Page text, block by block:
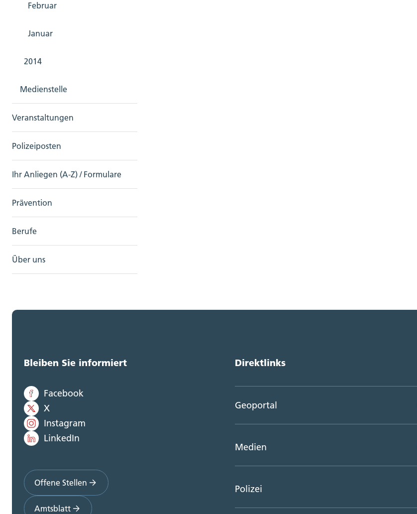
Februar
Januar
2014
Medienstelle
Veranstaltungen
Polizeiposten
Ihr Anliegen (A-Z) / Formulare
Prävention
Berufe
Über uns
Bleiben Sie informiert
Facebook
X
Instagram
LinkedIn
Offene Stellen
Amtsblatt
Direktlinks
Geoportal
Medien
Polizei